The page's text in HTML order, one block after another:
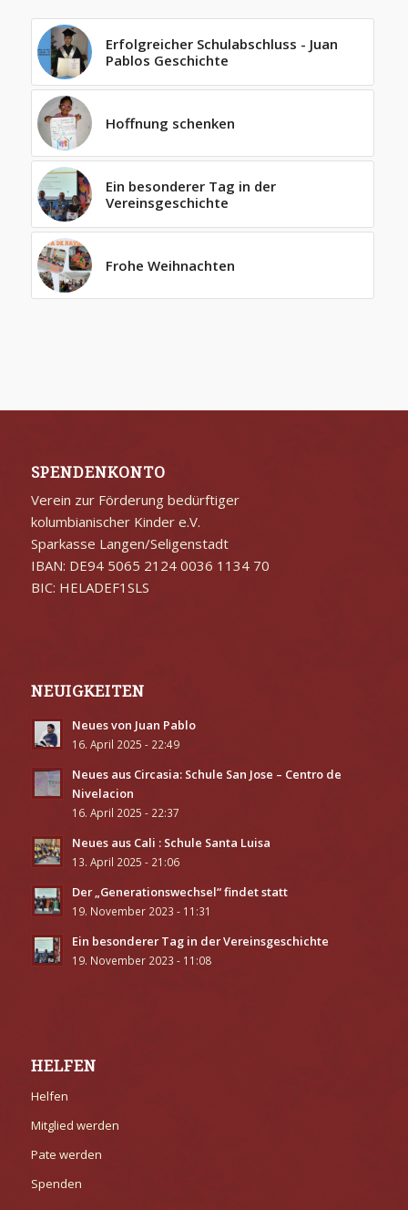
Erfolgreicher Schulabschluss - Juan
Pablos Geschichte
Hoffnung schenken
Ein besonderer Tag in der
Vereinsgeschichte
Frohe Weihnachten
SPENDENKONTO
Verein zur Förderung bedürftiger
kolumbianischer Kinder e.V.
Sparkasse Langen/Seligenstadt
IBAN: DE94 5065 2124 0036 1134 70
BIC: HELADEF1SLS
NEUIGKEITEN
Neues von Juan Pablo
16. April 2025 - 22:49
Neues aus Circasia: Schule San Jose – Centro de
Nivelacion
16. April 2025 - 22:37
Neues aus Cali : Schule Santa Luisa
13. April 2025 - 21:06
Der „Generationswechsel“ findet statt
19. November 2023 - 11:31
Ein besonderer Tag in der Vereinsgeschichte
19. November 2023 - 11:08
HELFEN
Helfen
Mitglied werden
Pate werden
Spenden